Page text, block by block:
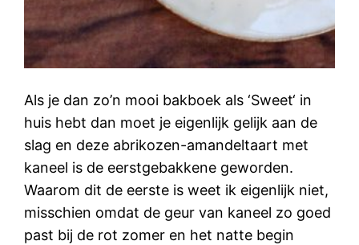
Als je dan zo’n mooi bakboek als ‘Sweet‘ in
huis hebt dan moet je eigenlijk gelijk aan de
slag en deze abrikozen-amandeltaart met
kaneel is de eerstgebakkene geworden.
Waarom dit de eerste is weet ik eigenlijk niet,
misschien omdat de geur van kaneel zo goed
past bij de rot zomer en het natte begin